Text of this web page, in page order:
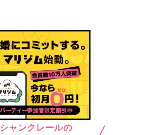
シャンクレールの